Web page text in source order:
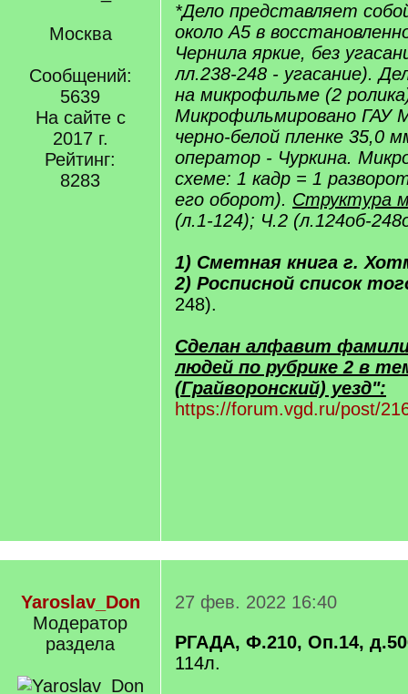
Москва
Сообщений:
5639
На сайте с
2017 г.
Рейтинг:
8283
*Дело представляет
около А5 в
Чернила яркие, без
лл.238-248 - угасание).
на микрофильме (2
Микрофильмировано ГАУ
черно-белой пленке 35,0
оператор - Чуркина.
схеме: 1 кадр = 1
его оборот). Структура
(л.1-124); Ч.2 (л.124об-
1) Сметная книга г.
2) Росписной список
248).
Сделан алфавит
людей по рубрике 2 в
(Грайворонский) уезд":
https://forum.vgd.ru/post/
Yaroslav_Don
Модератор
раздела
27 фев. 2022 16:40
РГАДА, Ф.210, Оп.14,
114л.